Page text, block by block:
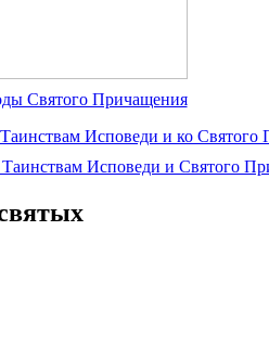
Святого Причащения
Исповеди и Святого